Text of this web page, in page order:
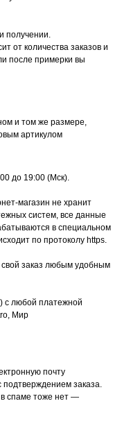
получении.
от количества заказов и
после примерки вы
и том же размере,
артикулом
до 19:00 (Мск).
магазин не хранит
систем, все данные
в специальном
по протоколу https.
заказ любым удобным
с любой платежной
Мир
почту
подтверждением заказа.
спаме тоже нет —